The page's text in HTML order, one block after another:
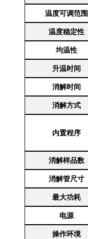
温度可调范围
温度稳定性
均温性
升温时间
消解时间
消解方式
内置程序
消解样品数
消解管尺寸
最大功耗
电源
操作环境